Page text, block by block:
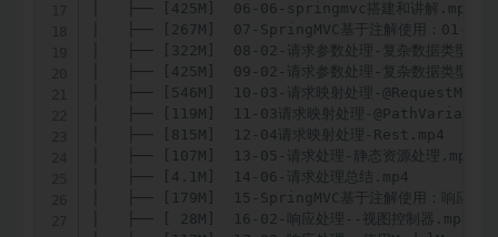
│   ├── [425M]  06-06-springmvc搭建和讲解.mp4
│   ├── [267M]  07-SpringMVC基于注解使用：01-请求
│   ├── [322M]  08-02-请求参数处理-复杂数据类型-
│   ├── [425M]  09-02-请求参数处理-复杂数据类型-集
│   ├── [546M]  10-03-请求映射处理-
│   ├── [119M]  11-03请求映射处理-
│   ├── [815M]  12-04请求映射处理-Rest.mp4
│   ├── [107M]  13-05-请求处理-静态资源处理.mp4
│   ├── [4.1M]  14-06-请求处理总结.mp4
│   ├── [179M]  15-SpringMVC基于注解使用：响应
│   ├── [ 28M]  16-02-响应处理--视图控制器.mp4